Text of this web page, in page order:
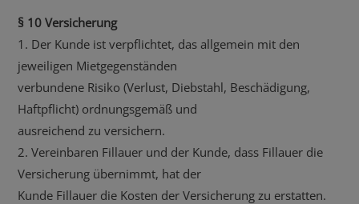
§ 10 Versicherung
1. Der Kunde ist verpflichtet, das allgemein mit den
jeweiligen Mietgegenständen
verbundene Risiko (Verlust, Diebstahl, Beschädigung,
Haftpflicht) ordnungsgemäß und
ausreichend zu versichern.
2. Vereinbaren Fillauer und der Kunde, dass Fillauer die
Versicherung übernimmt, hat der
Kunde Fillauer die Kosten der Versicherung zu erstatten.